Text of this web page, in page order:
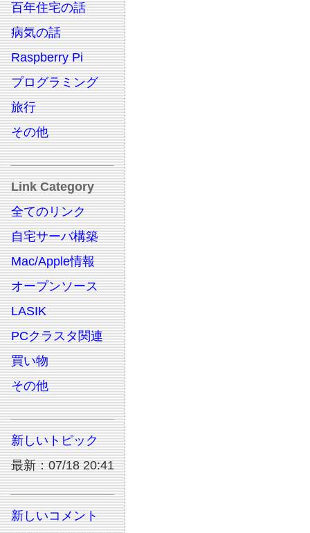
百年住宅の話
病気の話
Raspberry Pi
プログラミング
旅行
その他
Link Category
全てのリンク
自宅サーバ構築
Mac/Apple情報
オープンソース
LASIK
PCクラスタ関連
買い物
その他
新しいトピック
最新：07/18 20:41
新しいコメント